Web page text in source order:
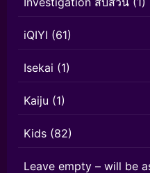
iQIYI (61)
Isekai (1)
Kaiju (1)
Kids (82)
Leave empty – will be